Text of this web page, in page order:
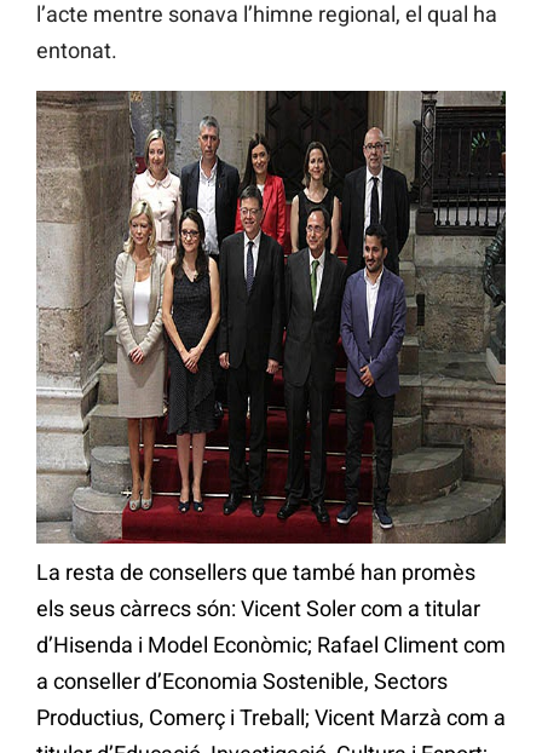
l’acte mentre sonava l’himne regional, el qual ha
entonat.
La resta de consellers que també han promès
els seus càrrecs són: Vicent Soler com a titular
d’Hisenda i Model Econòmic; Rafael Climent com
a conseller d’Economia Sostenible, Sectors
Productius, Comerç i Treball; Vicent Marzà com a